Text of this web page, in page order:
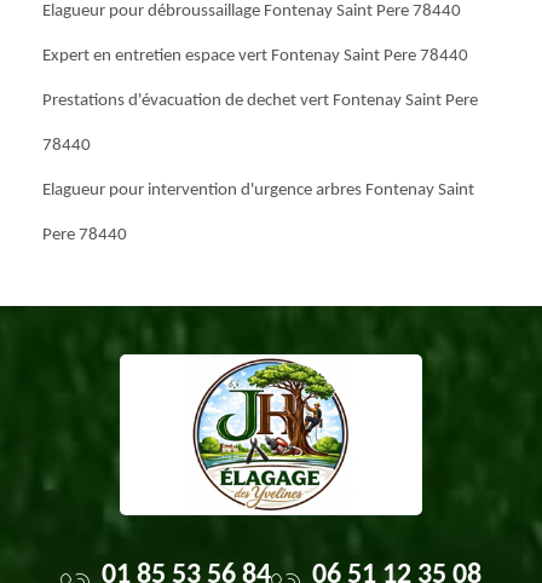
Elagueur pour débroussaillage Fontenay Saint Pere 78440
Expert en entretien espace vert Fontenay Saint Pere 78440
Prestations d'évacuation de dechet vert Fontenay Saint Pere
78440
Elagueur pour intervention d'urgence arbres Fontenay Saint
Pere 78440
01 85 53 56 84 06 51 12 35 08